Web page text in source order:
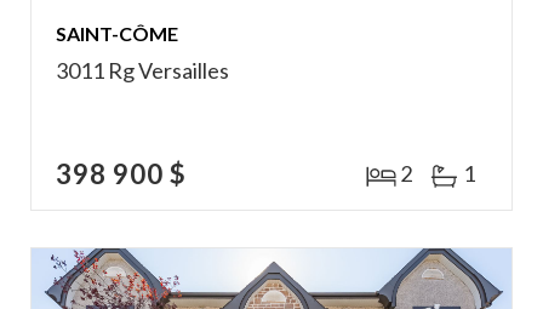
SAINT-CÔME
3011 Rg Versailles
398 900 $ 2 1